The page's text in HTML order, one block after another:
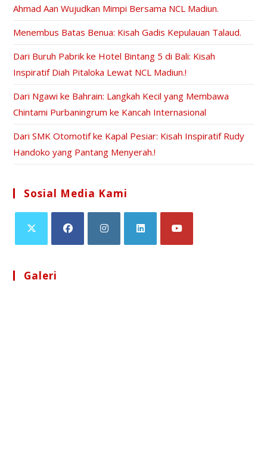
Ahmad Aan Wujudkan Mimpi Bersama NCL Madiun.
Menembus Batas Benua: Kisah Gadis Kepulauan Talaud.
Dari Buruh Pabrik ke Hotel Bintang 5 di Bali: Kisah
Inspiratif Diah Pitaloka Lewat NCL Madiun.!
Dari Ngawi ke Bahrain: Langkah Kecil yang Membawa
Chintami Purbaningrum ke Kancah Internasional
Dari SMK Otomotif ke Kapal Pesiar: Kisah Inspiratif Rudy
Handoko yang Pantang Menyerah.!
Sosial Media Kami
Galeri